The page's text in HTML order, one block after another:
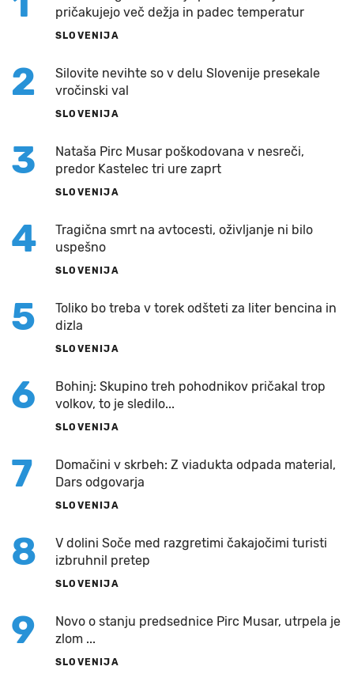
pričakujejo več dežja in padec temperatur
SLOVENIJA
2
Silovite nevihte so v delu Slovenije presekale
vročinski val
SLOVENIJA
3
Nataša Pirc Musar poškodovana v nesreči,
predor Kastelec tri ure zaprt
SLOVENIJA
4
Tragična smrt na avtocesti, oživljanje ni bilo
uspešno
SLOVENIJA
5
Toliko bo treba v torek odšteti za liter bencina in
dizla
SLOVENIJA
6
Bohinj: Skupino treh pohodnikov pričakal trop
volkov, to je sledilo...
SLOVENIJA
7
Domačini v skrbeh: Z viadukta odpada material,
Dars odgovarja
SLOVENIJA
8
V dolini Soče med razgretimi čakajočimi turisti
izbruhnil pretep
SLOVENIJA
9
Novo o stanju predsednice Pirc Musar, utrpela je
zlom ...
SLOVENIJA